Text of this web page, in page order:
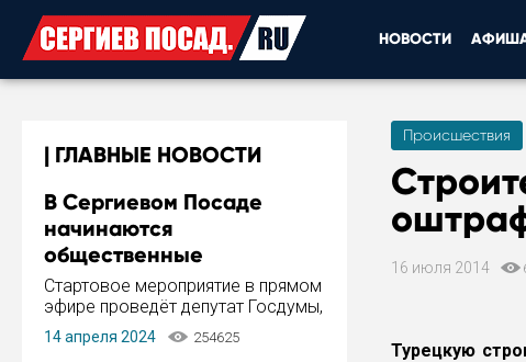
НОВОСТИ
ГЛАВНЫЕ НОВОСТИ
В Сергиевом Посаде
начинаются
общественные
обсуждения Стратегии
развития города
Стартовое мероприятие в прямом
эфире проведёт депутат Госдумы,
инициатор и автор Концепции
развития Сергиева Посада и
14 апреля 2024 254625
Происшествия
16 июля 2014
Турецкую